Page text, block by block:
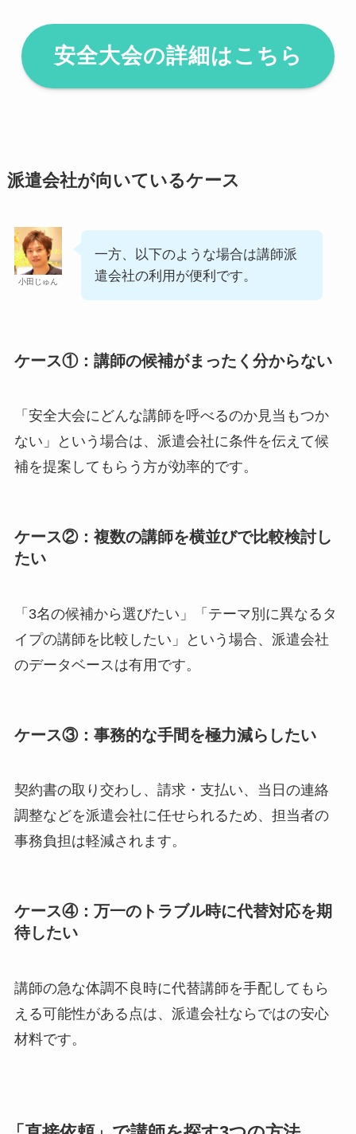
安全大会の詳細はこちら
派遣会社が向いているケース
小田じゅん
一方、以下のような場合は講師派
遣会社の利用が便利です。
ケース①：講師の候補がまったく分からない
「安全大会にどんな講師を呼べるのか見当もつか
ない」という場合は、派遣会社に条件を伝えて候
補を提案してもらう方が効率的です。
ケース②：複数の講師を横並びで比較検討し
たい
「3名の候補から選びたい」「テーマ別に異なるタ
イプの講師を比較したい」という場合、派遣会社
のデータベースは有用です。
ケース③：事務的な手間を極力減らしたい
契約書の取り交わし、請求・支払い、当日の連絡
調整などを派遣会社に任せられるため、担当者の
事務負担は軽減されます。
ケース④：万一のトラブル時に代替対応を期
待したい
講師の急な体調不良時に代替講師を手配してもら
える可能性がある点は、派遣会社ならではの安心
材料です。